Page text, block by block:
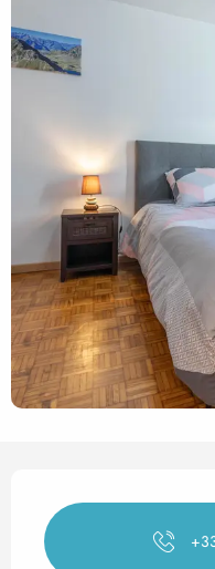
Horarios